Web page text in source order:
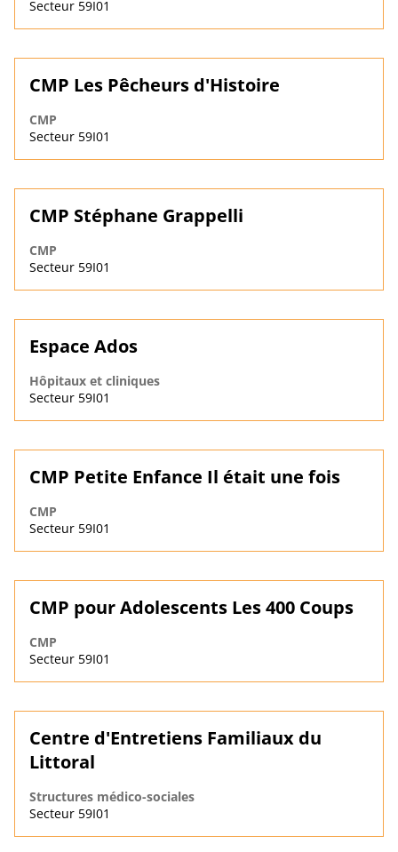
Secteur 59I01
CMP Les Pêcheurs d'Histoire
CMP
Secteur 59I01
CMP Stéphane Grappelli
CMP
Secteur 59I01
Espace Ados
Hôpitaux et cliniques
Secteur 59I01
CMP Petite Enfance Il était une fois
CMP
Secteur 59I01
CMP pour Adolescents Les 400 Coups
CMP
Secteur 59I01
Centre d'Entretiens Familiaux du
Littoral
Structures médico-sociales
Secteur 59I01